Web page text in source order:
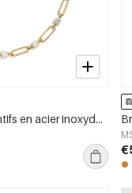
Colliers pendentifs en acier inoxydable, collection Cercle Simple Daily Simple, bijoux pour femmes